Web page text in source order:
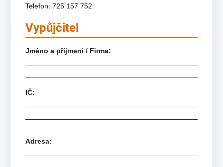
Telefon: 725 157 752
Vypůjčitel
Jméno a příjmení / Firma:
IČ:
Adresa: